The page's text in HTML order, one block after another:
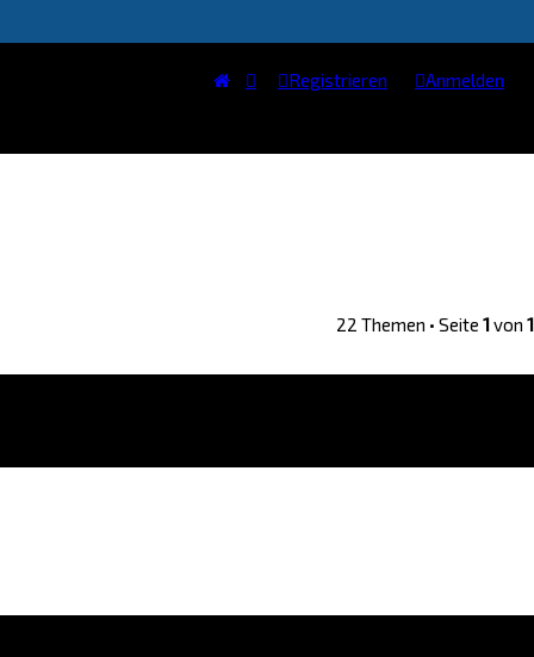
Anmelden
Registrieren
22 Themen • Seite 1von 1